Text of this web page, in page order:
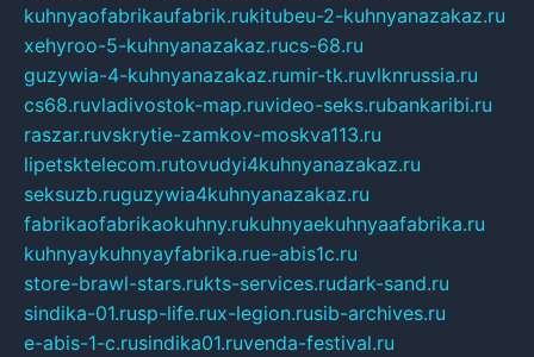
kuhnyaofabrikaufabrik.rukitubeu-2-kuhnyanazakaz.ru
xehyroo-5-kuhnyanazakaz.rucs-68.ru
guzywia-4-kuhnyanazakaz.rumir-tk.ruvlknrussia.ru
cs68.ruvladivostok-map.ruvideo-seks.rubankaribi.ru
raszar.ruvskrytie-zamkov-moskva113.ru
lipetsktelecom.rutovudyi4kuhnyanazakaz.ru
seksuzb.ruguzywia4kuhnyanazakaz.ru
fabrikaofabrikaokuhny.rukuhnyaekuhnyaafabrika.ru
kuhnyaykuhnyayfabrika.rue-abis1c.ru
store-brawl-stars.rukts-services.rudark-sand.ru
sindika-01.rusp-life.rux-legion.rusib-archives.ru
e-abis-1-c.rusindika01.ruvenda-festival.ru